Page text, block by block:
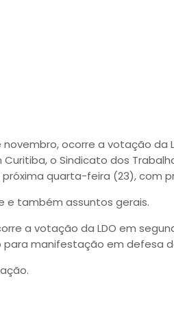
ocorre a votação da
o Sindicato dos
quarta-feira (23), com
e também assuntos gerais.
a votação da LDO em
manifestação em defesa